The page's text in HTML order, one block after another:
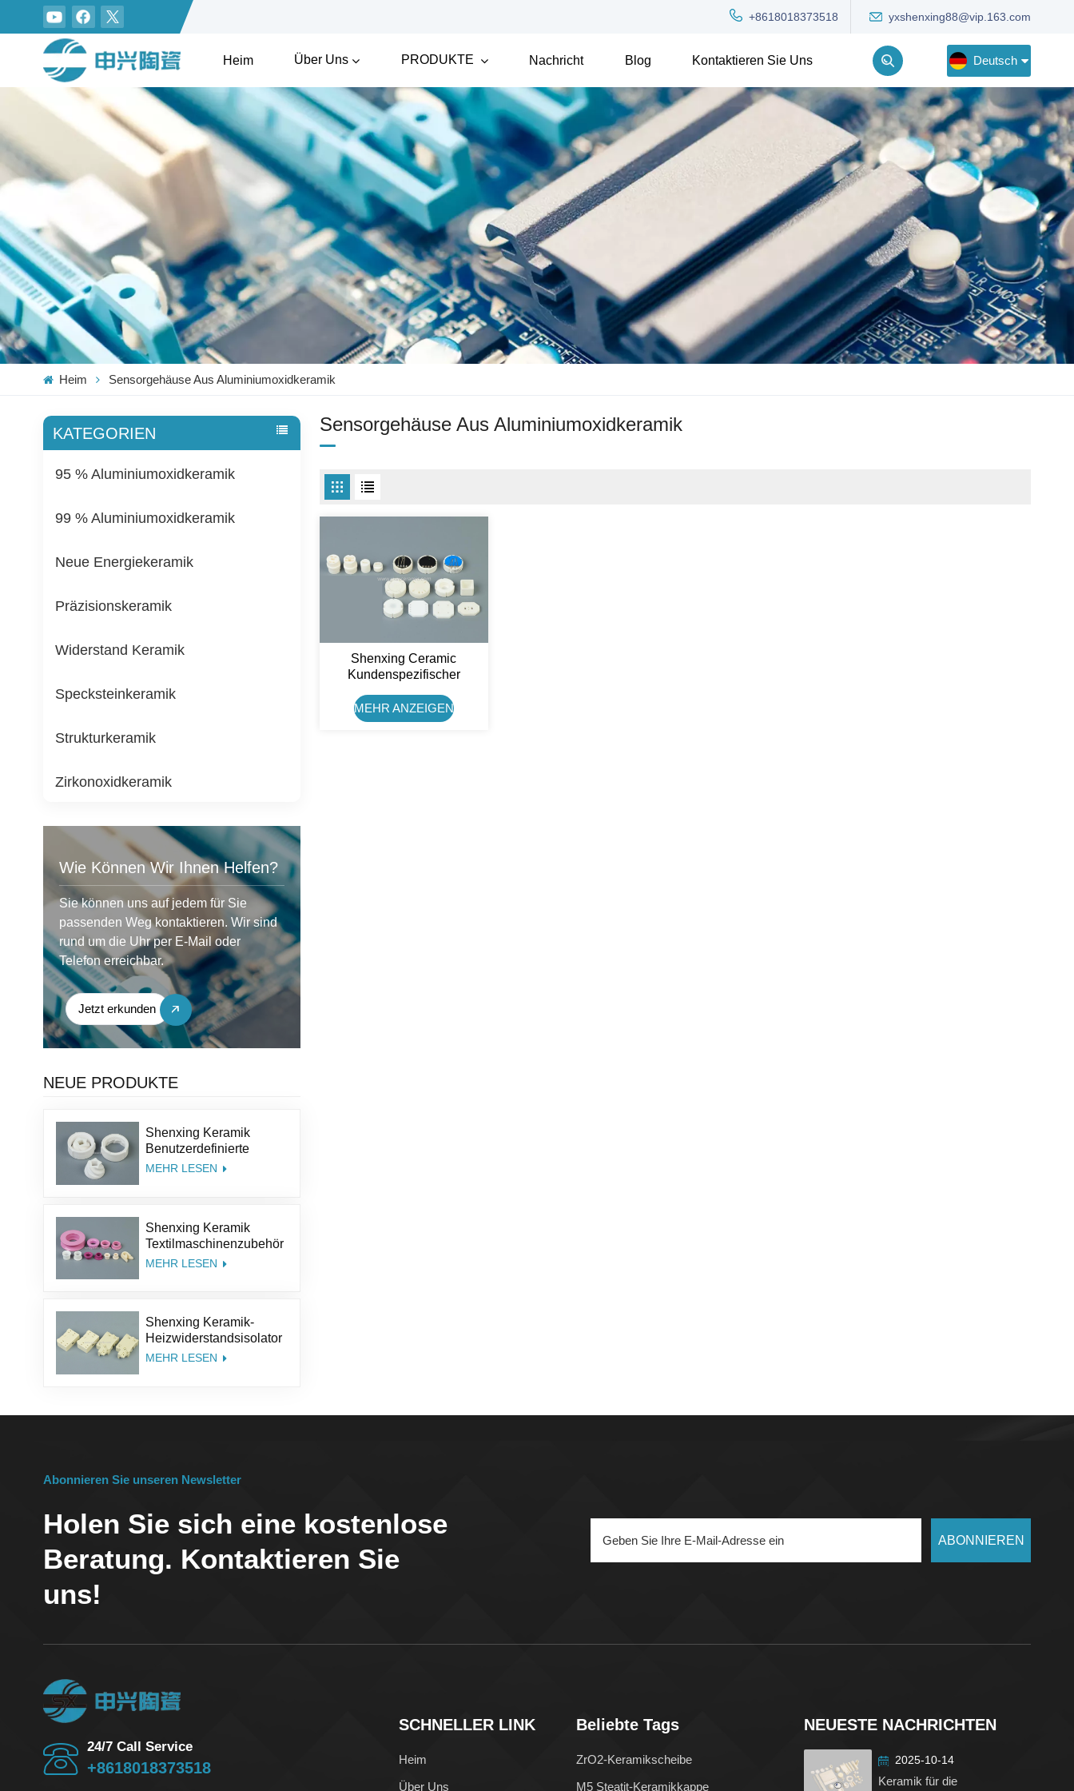
+8618018373518 yxshenxing88@vip.163.com
Heim Über Uns PRODUKTE Nachricht Blog Kontaktieren Sie Uns Deutsch
English
Deutsch
Русский
한국어
Türkçe
Heim Sensorgehäuse Aus Aluminiumoxidkeramik
KATEGORIEN
95 % Aluminiumoxidkeramik
99 % Aluminiumoxidkeramik
Neue Energiekeramik
Präzisionskeramik
Widerstand Keramik
Specksteinkeramik
Strukturkeramik
Zirkonoxidkeramik
Wie Können Wir Ihnen Helfen?
Sie können uns auf jedem für Sie
passenden Weg kontaktieren. Wir sind
rund um die Uhr per E-Mail oder
Telefon erreichbar.
Jetzt erkunden
NEUE PRODUKTE
Shenxing Keramik
Benutzerdefinierte
Größe Struktur Salz Kit
Grate
MEHR LESEN
Shenxing Keramik
Textilmaschinenzubehör
95% Keramikteil
MEHR LESEN
Shenxing Keramik-
Heizwiderstandsisolator
Thermoelement Keramik
MEHR LESEN
Sensorgehäuse Aus Aluminiumoxidkeramik
Shenxing Ceramic
Kundenspezifischer
MEHR ANZEIGEN
Abonnieren Sie unseren Newsletter
Holen Sie sich eine kostenlose
Beratung. Kontaktieren Sie
uns!
ABONNIEREN
24/7 Call Service
+8618018373518
SCHNELLER LINK
Heim
Über Uns
Beliebte Tags
ZrO2-Keramikscheibe
M5 Steatit-Keramikkappe
NEUESTE NACHRICHTEN
2025-10-14
Keramik für die